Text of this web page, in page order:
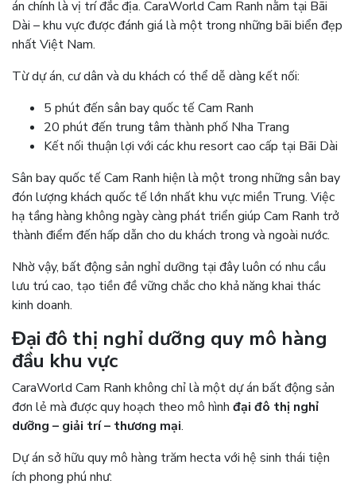
án chính là vị trí đắc địa. CaraWorld Cam Ranh nằm tại Bãi
Dài – khu vực được đánh giá là một trong những bãi biển đẹp
nhất Việt Nam.
Từ dự án, cư dân và du khách có thể dễ dàng kết nối:
5 phút đến sân bay quốc tế Cam Ranh
20 phút đến trung tâm thành phố Nha Trang
Kết nối thuận lợi với các khu resort cao cấp tại Bãi Dài
Sân bay quốc tế Cam Ranh hiện là một trong những sân bay
đón lượng khách quốc tế lớn nhất khu vực miền Trung. Việc
hạ tầng hàng không ngày càng phát triển giúp Cam Ranh trở
thành điểm đến hấp dẫn cho du khách trong và ngoài nước.
Nhờ vậy, bất động sản nghỉ dưỡng tại đây luôn có nhu cầu
lưu trú cao, tạo tiền đề vững chắc cho khả năng khai thác
kinh doanh.
Đại đô thị nghỉ dưỡng quy mô hàng
đầu khu vực
CaraWorld Cam Ranh không chỉ là một dự án bất động sản
đơn lẻ mà được quy hoạch theo mô hình đại đô thị nghỉ
dưỡng – giải trí – thương mại.
Dự án sở hữu quy mô hàng trăm hecta với hệ sinh thái tiện
ích phong phú như: